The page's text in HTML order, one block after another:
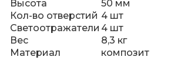
Высота
50 мм
Кол-во отверстий 4 шт
Светоотражатели 4 шт
Вес
8,3 кг
Материал
композит